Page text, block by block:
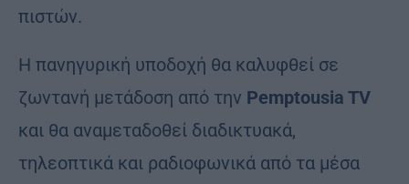
πιστών.
Η πανηγυρική υποδοχή θα καλυφθεί σε
ζωντανή μετάδοση από την Pemptousia TV
και θα αναμεταδοθεί διαδικτυακά,
τηλεοπτικά και ραδιοφωνικά από τα μέσα